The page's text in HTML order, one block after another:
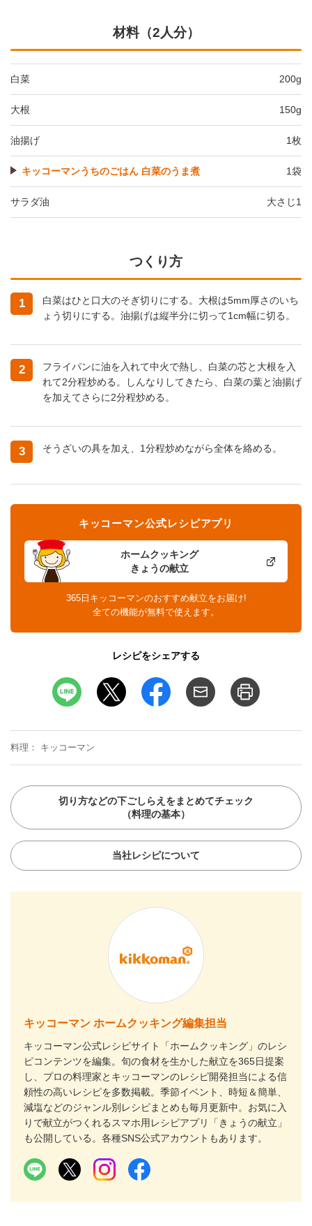
材料（2人分）
白菜 200g
大根 150g
油揚げ 1枚
キッコーマンうちのごはん 白菜のうま煮 1袋
サラダ油 大さじ1
つくり方
1
白菜はひと口大のそぎ切りにする。大根は5mm厚さのいち
ょう切りにする。油揚げは縦半分に切って1cm幅に切る。
2
フライパンに油を入れて中火で熱し、白菜の芯と大根を入
れて2分程炒める。しんなりしてきたら、白菜の葉と油揚げ
を加えてさらに2分程炒める。
3 そうざいの具を加え、1分程炒めながら全体を絡める。
ホームクッキング
きょうの献立
キッコーマン公式レシピアプリ
365日キッコーマンのおすすめ献立をお届け!
全ての機能が無料で使えます。
レシピをシェアする
料理 キッコーマン
切り方などの下ごしらえをまとめてチェック
（料理の基本）
当社レシピについて
キッコーマン ホームクッキング編集担当
キッコーマン公式レシピサイト「ホームクッキング」のレシ
ピコンテンツを編集。旬の食材を生かした献立を365日提案
し、プロの料理家とキッコーマンのレシピ開発担当による信
頼性の高いレシピを多数掲載。季節イベント、時短＆簡単、
減塩などのジャンル別レシピまとめも毎月更新中。お気に入
りで献立がつくれるスマホ用レシピアプリ「きょうの献立」
も公開している。各種SNS公式アカウントもあります。